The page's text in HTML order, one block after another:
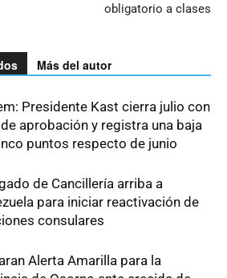
obligatorio a clases
Más del autor
Presidente Kast cierra julio con
aprobación y registra una baja
puntos respecto de junio
de Cancillería arriba a
para iniciar reactivación de
consulares
Alerta Amarilla para la